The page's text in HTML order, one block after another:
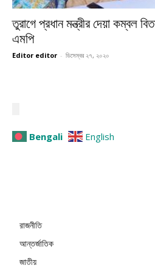
তুরাগে প্রধান মন্ত্রীর দেয়া কম্বল
এমপি
Editor editor - ডিসেম্বর ২৭, ২০২০
Bengali English
রাজনীতি
আন্তর্জাতিক
জাতীয়